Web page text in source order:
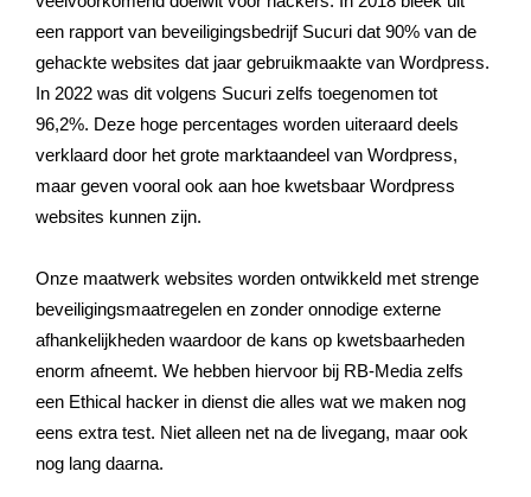
een rapport van beveiligingsbedrijf Sucuri dat 90% van de
gehackte websites dat jaar gebruikmaakte van Wordpress.
In 2022 was dit volgens Sucuri zelfs toegenomen tot
96,2%. Deze hoge percentages worden uiteraard deels
verklaard door het grote marktaandeel van Wordpress,
maar geven vooral ook aan hoe kwetsbaar Wordpress
websites kunnen zijn.
Onze maatwerk websites worden ontwikkeld met strenge
beveiligingsmaatregelen en zonder onnodige externe
afhankelijkheden waardoor de kans op kwetsbaarheden
enorm afneemt. We hebben hiervoor bij RB-Media zelfs
een Ethical hacker in dienst die alles wat we maken nog
eens extra test. Niet alleen net na de livegang, maar ook
nog lang daarna.